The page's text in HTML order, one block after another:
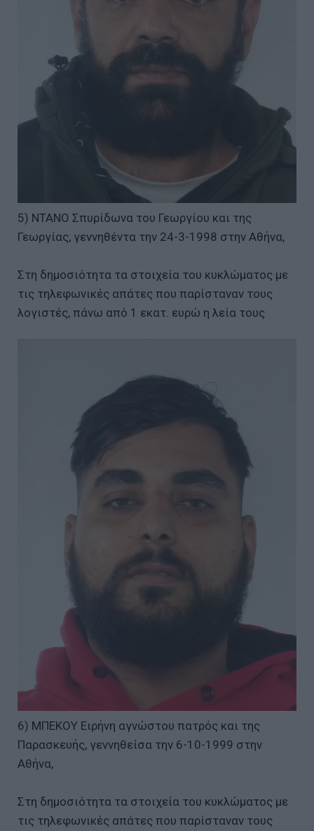
5) ΝΤΑΝΟ Σπυρίδωνα του Γεωργίου και της
Γεωργίας, γεννηθέντα την 24-3-1998 στην Αθήνα,
Στη δημοσιότητα τα στοιχεία του κυκλώματος με
τις τηλεφωνικές απάτες που παρίσταναν τους
λογιστές, πάνω από 1 εκατ. ευρώ η λεία τους
6) ΜΠΕΚΟΥ Ειρήνη αγνώστου πατρός και της
Παρασκευής, γεννηθείσα την 6-10-1999 στην
Αθήνα,
Στη δημοσιότητα τα στοιχεία του κυκλώματος με
τις τηλεφωνικές απάτες που παρίσταναν τους